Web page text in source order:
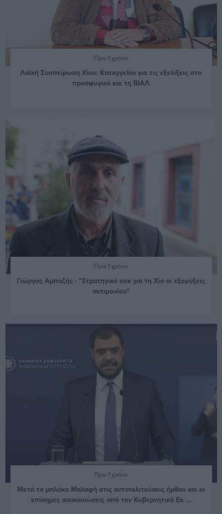
Πριν 1 χρόνο
Λαϊκή Συσπείρωση Χίου: Καταγγελία για τις εξελίξεις στο
προσφυγικό και τη ΒΙΑΛ
Πριν 1 χρόνο
Γιώργος Αμπαζής - "Στρατηγικό σοκ για τη Χίο οι εξορύξεις
αντιμονίου"
Πριν 1 χρόνο
Μετά το μπλόκο Μαλαφή στις αντιπολιτεύσεις ήρθαν και οι
επίσημες ανακοινώσεις από τον Κυβερνητικό Εκ ...